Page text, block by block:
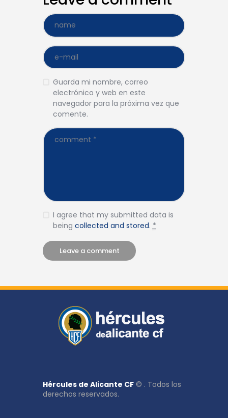
Guarda mi nombre, correo
electrónico y web en este
navegador para la próxima vez que
comente.
I agree that my submitted data is
being collected and stored.*
Hércules de Alicante CF © . Todos los
derechos reservados.